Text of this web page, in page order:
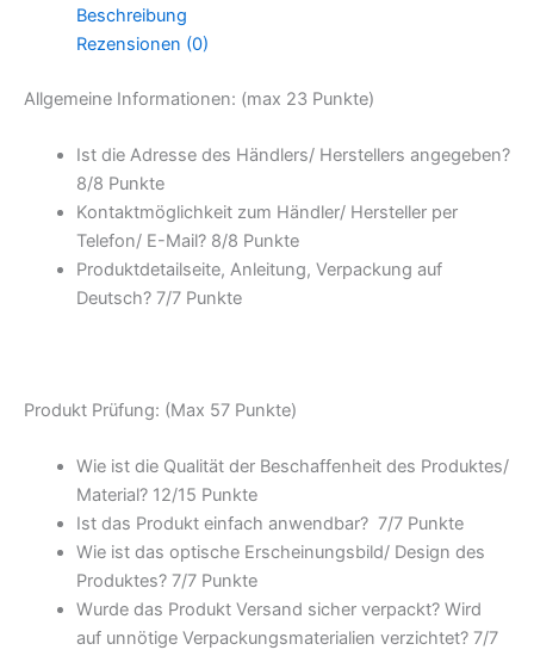
Beschreibung
Rezensionen (0)
Allgemeine Informationen: (max 23 Punkte)
Ist die Adresse des Händlers/ Herstellers angegeben?
8/8 Punkte
Kontaktmöglichkeit zum Händler/ Hersteller per
Telefon/ E-Mail? 8/8 Punkte
Produktdetailseite, Anleitung, Verpackung auf
Deutsch? 7/7 Punkte
Produkt Prüfung: (Max 57 Punkte)
Wie ist die Qualität der Beschaffenheit des Produktes/
Material? 12/15 Punkte
Ist das Produkt einfach anwendbar? 7/7 Punkte
Wie ist das optische Erscheinungsbild/ Design des
Produktes? 7/7 Punkte
Wurde das Produkt Versand sicher verpackt? Wird
auf unnötige Verpackungsmaterialien verzichtet? 7/7